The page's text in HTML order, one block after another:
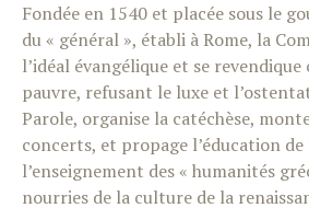
Fondée en 1540 et placée sous le
du « général », établi à Rome, la
l’idéal évangélique et se
pauvre, refusant le luxe et
Parole, organise la catéchèse,
concerts, et propage l’éducation de
l’enseignement des « humanités
nourries de la culture de la